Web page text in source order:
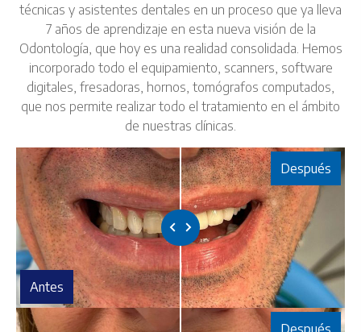
técnicas y asistentes dentales en un proceso que ya lleva
7 años de aprendizaje en esta nueva visión de la
Odontología, que hoy es una realidad consolidada. Hemos
incorporado todo el equipamiento, scanners, software
digitales, fresadoras, hornos, tomógrafos computados,
que nos permite realizar todo el tratamiento en el ámbito
de nuestras clínicas.
Antes
Después
Después